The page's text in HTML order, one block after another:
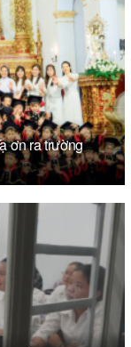
ơn ra trường